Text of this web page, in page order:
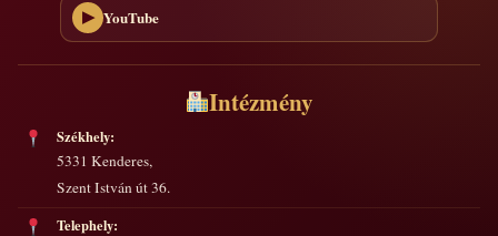
▶ YouTube
Intézmény
Székhely:
5331 Kenderes,
Szent István út 36.
Telephely: